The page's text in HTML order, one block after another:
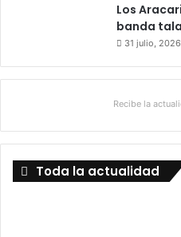
Los
banda
31 julio, 2026
Recibe la
Toda la actualidad